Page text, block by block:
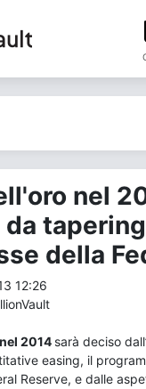
nel
della
12:26
nel 2014 sarà deciso
easing, il
Reserve, e dalle